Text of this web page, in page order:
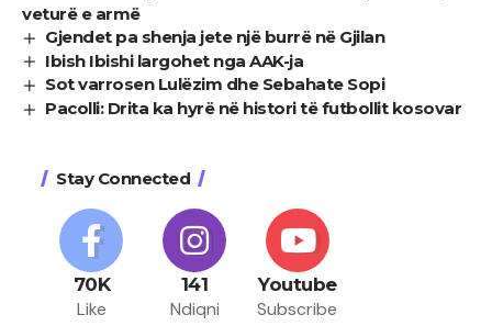
veturë e armë
Gjendet pa shenja jete një burrë në Gjilan
Ibish Ibishi largohet nga AAK-ja
Sot varrosen Lulëzim dhe Sebahate Sopi
Pacolli: Drita ka hyrë në histori të futbollit kosovar
Stay Connected
70K
Like
141
Ndiqni
Youtube
Subscribe